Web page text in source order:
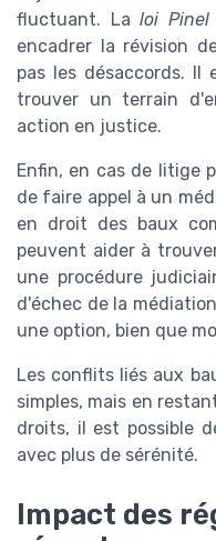
fluctuant. Laloi Pinel
encadrer la révision
pas les désaccords. Il
trouver un terrain
action en justice.
Enfin, en cas de litige
de faire appel à un
en droit des baux
peuvent aider à
une procédure
d'échec de la
une option, bien que
Les conflits liés aux
simples, mais en
droits, il est possible
avec plus de sérénité.
Impact des